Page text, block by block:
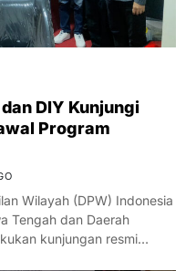
DIY Kunjungi
Program
Wilayah (DPW) Indonesia
Tengah dan Daerah
kunjungan resmi…